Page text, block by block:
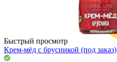
Быстрый просмотр
Крем-мёд с брусникой (под заказ)